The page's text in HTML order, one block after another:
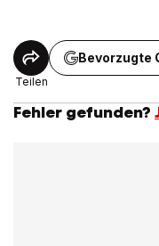
Teilen
Bevorzugte
Fehler gefunden?